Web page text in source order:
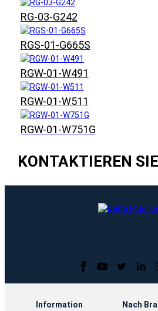
RG-03-G242
RGS-01-G665S
RGW-01-W491
RGW-01-W511
RGW-01-W751G
KONTAKTIEREN
Information Nach